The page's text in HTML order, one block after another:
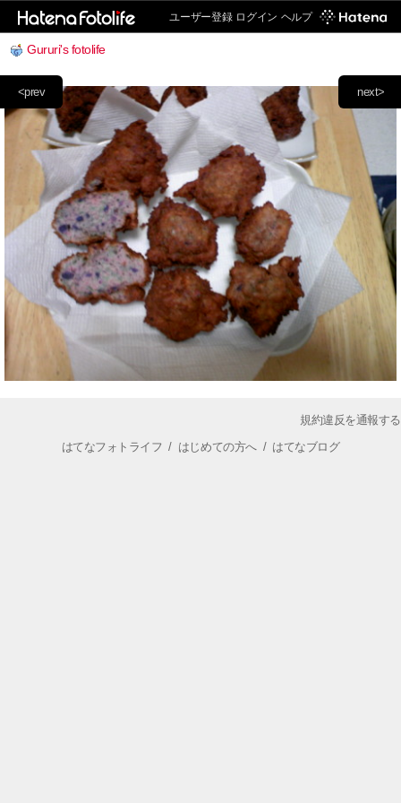
ユーザー登録 ログイン ヘルプ
Gururi's fotolife
next>
<prev
規約違反を通報する
はてなフォトライフ / はじめての方へ/ はてなブログ